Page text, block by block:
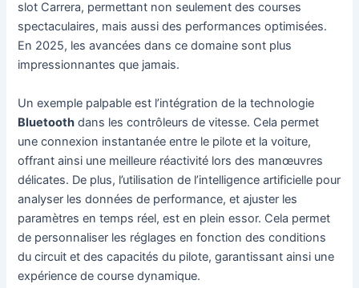
slot Carrera, permettant non seulement des courses
spectaculaires, mais aussi des performances optimisées.
En 2025, les avancées dans ce domaine sont plus
impressionnantes que jamais.
Un exemple palpable est l’intégration de la technologie
Bluetooth dans les contrôleurs de vitesse. Cela permet
une connexion instantanée entre le pilote et la voiture,
offrant ainsi une meilleure réactivité lors des manœuvres
délicates. De plus, l’utilisation de l’intelligence artificielle pour
analyser les données de performance, et ajuster les
paramètres en temps réel, est en plein essor. Cela permet
de personnaliser les réglages en fonction des conditions
du circuit et des capacités du pilote, garantissant ainsi une
expérience de course dynamique.